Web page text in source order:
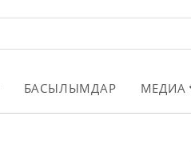
БАСЫЛЫМДАР МЕДИА